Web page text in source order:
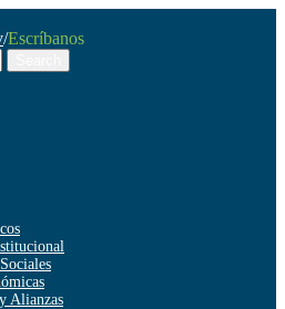
/Escríbanos
Alianzas